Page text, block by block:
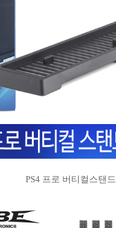
PS4 프로 버티컬스탠드